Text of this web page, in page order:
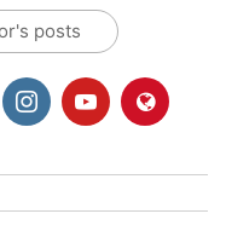
posts